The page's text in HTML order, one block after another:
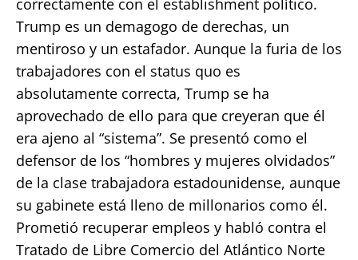
Trump es un demagogo de derechas, un
mentiroso y un estafador. Aunque la furia de los
trabajadores con el status quo es
absolutamente correcta, Trump se ha
aprovechado de ello para que creyeran que él
era ajeno al “sistema”. Se presentó como el
defensor de los “hombres y mujeres olvidados”
de la clase trabajadora estadounidense, aunque
su gabinete está lleno de millonarios como él.
Prometió recuperar empleos y habló contra el
Tratado de Libre Comercio del Atlántico Norte